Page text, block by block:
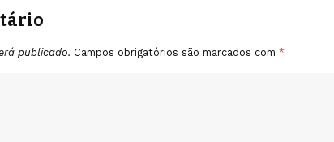
publicado. Campos obrigatórios são marcados com *